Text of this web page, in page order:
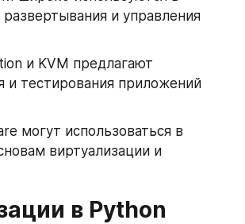
и управления
и KVM предлагают
и тестирования приложений
могут использоваться в
виртуализации и
в Python